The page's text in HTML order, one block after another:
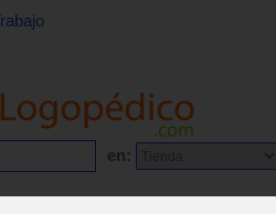
en: